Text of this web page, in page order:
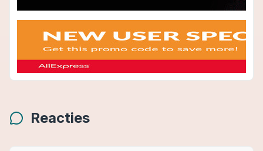
Reacties